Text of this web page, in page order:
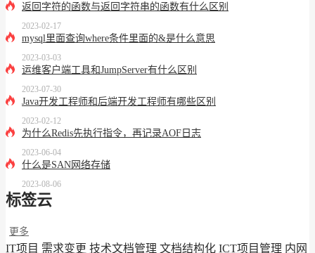
返回字符的函数与返回字符串的函数有什么区别
2023-02-17
mysql里面查询where条件里面的&是什么意思
2023-03-03
运维客户端工具和JumpServer有什么区别
2023-07-30
Java开发工程师和后端开发工程师有哪些区别
2023-02-12
为什么Redis先执行指令，再记录AOF日志
2023-06-04
什么是SAN网络存储
2023-08-06
标签云
更多
IT项目 需求变更 技术文档管理 文档结构化 ICT项目管理 内网